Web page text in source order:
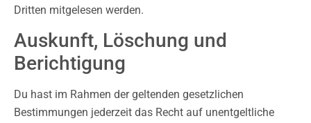
Dritten mitgelesen werden.
Auskunft, Löschung und
Berichtigung
Du hast im Rahmen der geltenden gesetzlichen
Bestimmungen jederzeit das Recht auf unentgeltliche